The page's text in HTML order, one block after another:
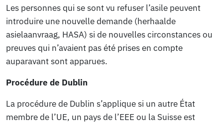
Les personnes qui se sont vu refuser l’asile peuvent
introduire une nouvelle demande (herhaalde
asielaanvraag, HASA) si de nouvelles circonstances ou
preuves qui n’avaient pas été prises en compte
auparavant sont apparues.
Procédure de Dublin
La procédure de Dublin s’applique si un autre État
membre de l’UE, un pays de l’EEE ou la Suisse est